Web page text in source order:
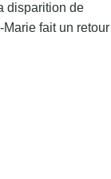
disparition de
Marie fait un retour